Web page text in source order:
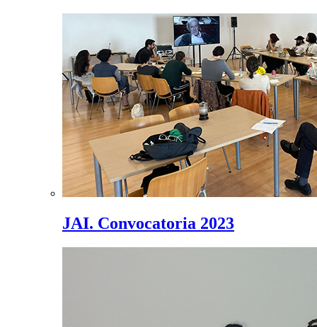
JAI. Convocatoria 2023